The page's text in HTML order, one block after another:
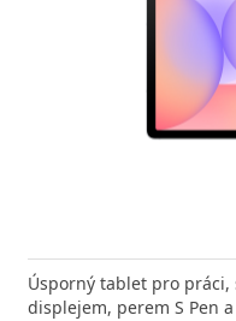
Úsporný tablet pro práci,
displejem, perem S Pen a